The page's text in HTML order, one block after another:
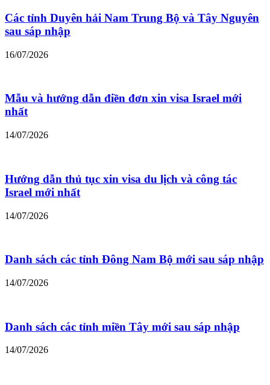
Các tỉnh Duyên hải Nam Trung Bộ và Tây Nguyên
sau sáp nhập
16/07/2026
Mẫu và hướng dẫn điền đơn xin visa Israel mới
nhất
14/07/2026
Hướng dẫn thủ tục xin visa du lịch và công tác
Israel mới nhất
14/07/2026
Danh sách các tỉnh Đông Nam Bộ mới sau sáp nhập
14/07/2026
Danh sách các tỉnh miền Tây mới sau sáp nhập
14/07/2026